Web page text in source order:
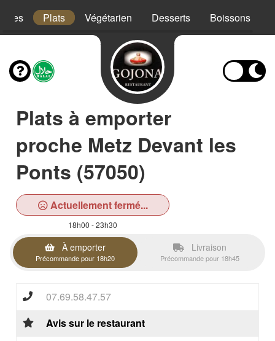
Plats Végétarien Desserts Boissons
Plats à emporter
proche Metz Devant les
Ponts (57050)
Actuellement fermé...
18h00 - 23h30
À emporter
Précommande pour 18h20
Livraison
Précommande pour 18h45
07.69.58.47.57
Avis sur le restaurant